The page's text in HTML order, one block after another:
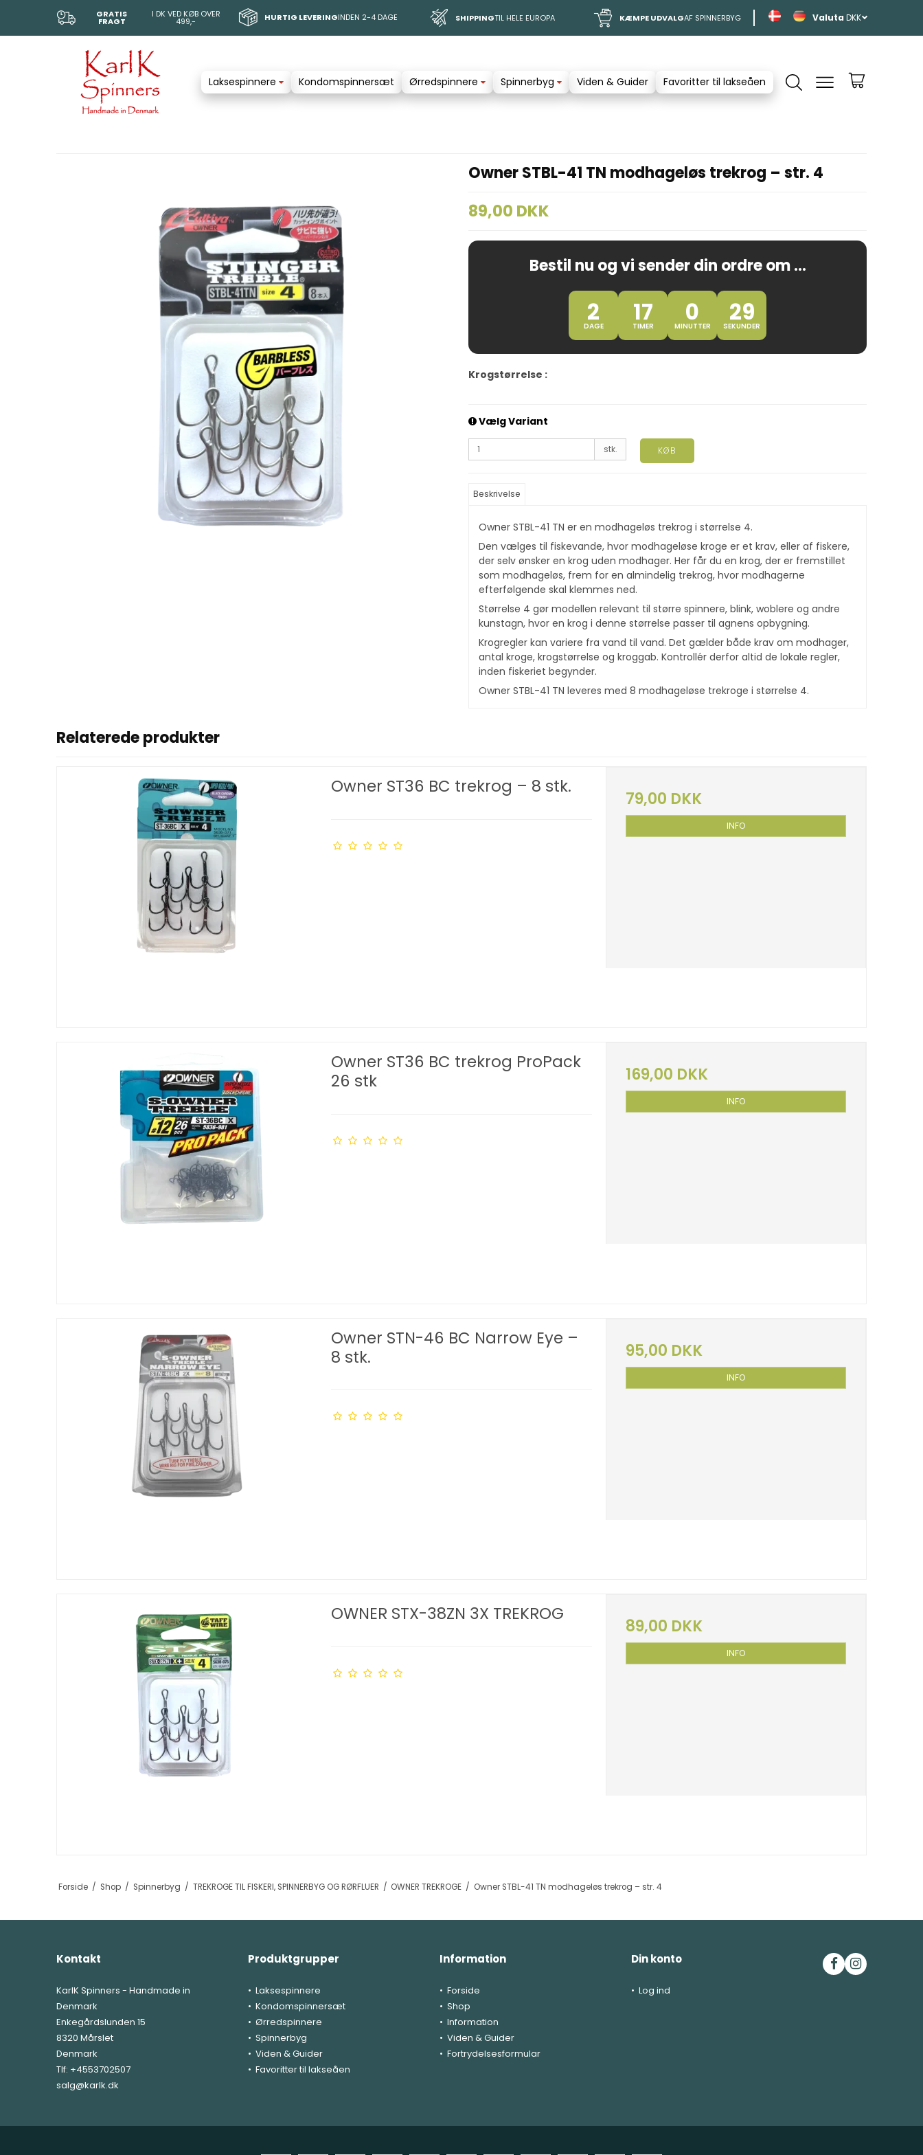
GRATIS
FRAGT
I DK VED KØB OVER
499,- HURTIG LEVERINGINDEN 2-4 DAGE SHIPPINGTIL HELE EUROPA KÆMPE UDVALGAF SPINNERBYG DKK
Laksespinnere Kondomspinnersæt Ørredspinnere Spinnerbyg Viden & Guider Favoritter til lakseåen
Owner STBL-41 TN modhageløs trekrog – str. 4
89,00 DKK
Bestil nu og vi sender din ordre om ...
2
DAGE 17
TIMER 0
MINUTTER 29
SEKUNDER
Krogstørrelse :
Vælg Variant
stk. KØB
Beskrivelse
Owner STBL-41 TN er en modhageløs trekrog i størrelse 4.
Den vælges til fiskevande, hvor modhageløse kroge er et krav, eller af fiskere,
der selv ønsker en krog uden modhager. Her får du en krog, der er fremstillet
som modhageløs, frem for en almindelig trekrog, hvor modhagerne
efterfølgende skal klemmes ned.
Størrelse 4 gør modellen relevant til større spinnere, blink, woblere og andre
kunstagn, hvor en krog i denne størrelse passer til agnens opbygning.
Krogregler kan variere fra vand til vand. Det gælder både krav om modhager,
antal kroge, krogstørrelse og kroggab. Kontrollér derfor altid de lokale regler,
inden fiskeriet begynder.
Owner STBL-41 TN leveres med 8 modhageløse trekroge i størrelse 4.
Relaterede produkter
Owner ST36 BC trekrog – 8 stk.
79,00 DKK
INFO
Owner ST36 BC trekrog ProPack
26 stk
169,00 DKK
INFO
Owner STN-46 BC Narrow Eye –
8 stk.
95,00 DKK
INFO
OWNER STX-38ZN 3X TREKROG
89,00 DKK
INFO
Forside / Shop / Spinnerbyg / TREKROGE TIL FISKERI, SPINNERBYG OG RØRFLUER / OWNER TREKROGE / Owner STBL-41 TN modhageløs trekrog – str. 4
Kontakt
KarlK Spinners - Handmade in
Denmark
Enkegårdslunden 15
8320 Mårslet
Denmark
Tlf: +4553702507
salg@karlk.dk
Produktgrupper
Laksespinnere
Kondomspinnersæt
Ørredspinnere
Spinnerbyg
Viden & Guider
Favoritter til lakseåen
Information
Forside
Shop
Information
Viden & Guider
Fortrydelsesformular
Din konto
Log ind